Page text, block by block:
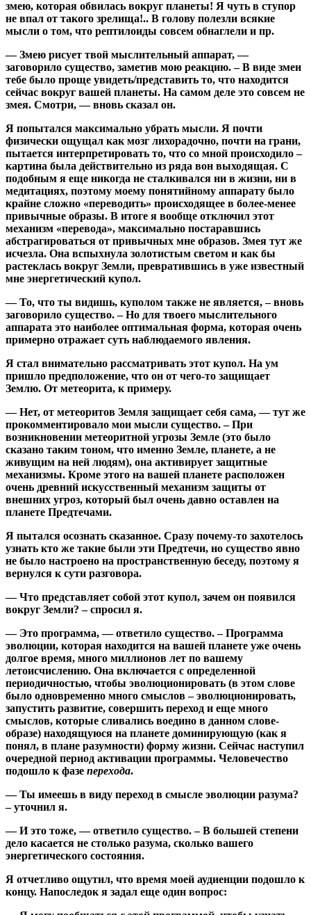
змею, которая обвилась вокруг планеты! Я чуть в ступор
не впал от такого зрелища!.. В голову полезли всякие
мысли о том, что рептилоиды совсем обнаглели и пр.
— Змею рисует твой мыслительный аппарат, —
заговорило существо, заметив мою реакцию. – В виде змеи
тебе было проще увидеть/представить то, что находится
сейчас вокруг вашей планеты. На самом деле это совсем не
змея. Смотри, — вновь сказал он.
Я попытался максимально убрать мысли. Я почти
физически ощущал как мозг лихорадочно, почти на грани,
пытается интерпретировать то, что со мной происходило –
картина была действительно из ряда вон выходящая. С
подобным я еще никогда не сталкивался ни в жизни, ни в
медитациях, поэтому моему понятийному аппарату было
крайне сложно «переводить» происходящее в более-менее
привычные образы. В итоге я вообще отключил этот
механизм «перевода», максимально постаравшись
абстрагироваться от привычных мне образов. Змея тут же
исчезла. Она вспыхнула золотистым светом и как бы
растеклась вокруг Земли, превратившись в уже известный
мне энергетический купол.
— То, что ты видишь, куполом также не является, – вновь
заговорило существо. – Но для твоего мыслительного
аппарата это наиболее оптимальная форма, которая очень
примерно отражает суть наблюдаемого явления.
Я стал внимательно рассматривать этот купол. На ум
пришло предположение, что он от чего-то защищает
Землю. От метеорита, к примеру.
— Нет, от метеоритов Земля защищает себя сама, — тут же
прокомментировало мои мысли существо. – При
возникновении метеоритной угрозы Земле (это было
сказано таким тоном, что именно Земле, планете, а не
живущим на ней людям), она активирует защитные
механизмы. Кроме этого на вашей планете расположен
очень древний искусственный механизм защиты от
внешних угроз, который был очень давно оставлен на
планете Предтечами.
Я пытался осознать сказанное. Сразу почему-то захотелось
узнать кто же такие были эти Предтечи, но существо явно
не было настроено на пространственную беседу, поэтому я
вернулся к сути разговора.
— Что представляет собой этот купол, зачем он появился
вокруг Земли? – спросил я.
— Это программа, — ответило существо. – Программа
эволюции, которая находится на вашей планете уже очень
долгое время, много миллионов лет по вашему
летоисчислению. Она включается с определенной
периодичностью, чтобы эволюционировать (в этом слове
было одновременно много смыслов – эволюционировать,
запустить развитие, совершить переход и еще много
смыслов, которые сливались воедино в данном слове-
образе) находящуюся на планете доминирующую (как я
понял, в плане разумности) форму жизни. Сейчас наступил
очередной период активации программы. Человечество
подошло к фазе перехода.
— Ты имеешь в виду переход в смысле эволюции разума?
– уточнил я.
— И это тоже, — ответило существо. – В большей степени
дело касается не столько разума, сколько вашего
энергетического состояния.
Я отчетливо ощутил, что время моей аудиенции подошло к
концу. Напоследок я задал еще один вопрос: